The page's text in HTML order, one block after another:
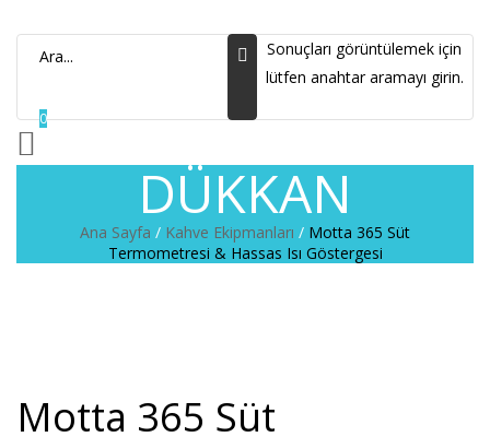
Sonuçları görüntülemek için
lütfen anahtar aramayı girin.
0
DÜKKAN
Ana Sayfa / Kahve Ekipmanları / Motta 365 Süt
Termometresi & Hassas Isı Göstergesi
Motta 365 Süt